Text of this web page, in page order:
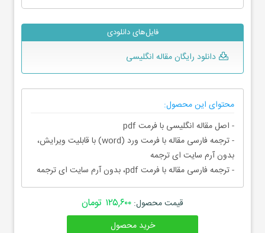
فایل‌های دانلودی
دانلود رایگان مقاله انگلیسی
محتوای این محصول:
- اصل مقاله انگلیسی با فرمت pdf
- ترجمه فارسی مقاله با فرمت ورد (word) با قابلیت ویرایش،
بدون آرم سایت ای ترجمه
- ترجمه فارسی مقاله با فرمت pdf، بدون آرم سایت ای ترجمه
قیمت محصول: ۱۲۵,۶۰۰ تومان
خرید محصول